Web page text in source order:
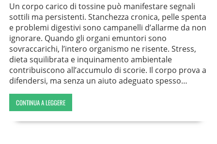
Un corpo carico di tossine può manifestare segnali
sottili ma persistenti. Stanchezza cronica, pelle spenta
e problemi digestivi sono campanelli d’allarme da non
ignorare. Quando gli organi emuntori sono
sovraccarichi, l’intero organismo ne risente. Stress,
dieta squilibrata e inquinamento ambientale
contribuiscono all’accumulo di scorie. Il corpo prova a
difendersi, ma senza un aiuto adeguato spesso…
CONTINUA A LEGGERE